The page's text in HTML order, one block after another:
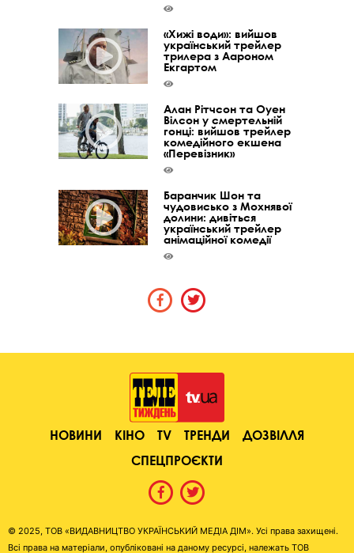
«Хижі води»: вийшов
український трейлер
трилера з Аароном
Екгартом
Алан Рітчсон та Оуен
Вілсон у смертельній
гонці: вийшов трейлер
комедійного екшена
«Перевізник»
Баранчик Шон та
чудовисько з Мохнявої
долини: дивіться
український трейлер
анімаційної комедії
НОВИНИ КІНО TV ТРЕНДИ
ДОЗВІЛЛЯ
СПЕЦПРОЄКТИ
© 2025, ТОВ «ВИДАВНИЦТВО УКРАЇНСЬКИЙ МЕДІА ДІМ». Усі права захищені.
Всі права на матеріали, опубліковані на даному ресурсі, належать ТОВ